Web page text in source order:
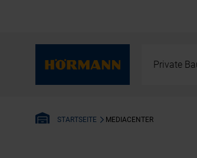
Private
STARTSEITE MEDIACENTER